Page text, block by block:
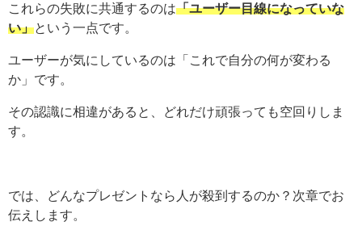
これらの失敗に共通するのは「ユーザー目線になっていな
い」という一点です。
ユーザーが気にしているのは「これで自分の何が変わる
か」です。
その認識に相違があると、どれだけ頑張っても空回りしま
す。
では、どんなプレゼントなら人が殺到するのか？次章でお
伝えします。